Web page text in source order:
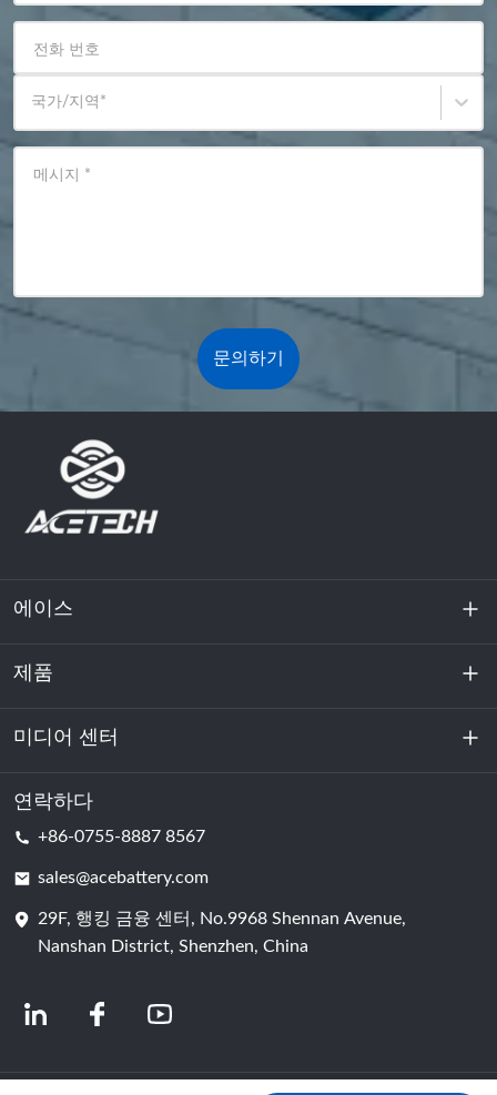
전화 번호
국가/지역 *
메시지 *
문의하기
에이스
회사 소개
지속 가능성
제품
에너지 저장
데이터센터 및 서버실
배터리 셀
미디어 센터
소식
연락하다
+86-0755-8887 8567
sales@acebattery.com
29F, 행킹 금융 센터, No.9968 Shennan Avenue,
Nanshan District, Shenzhen, China